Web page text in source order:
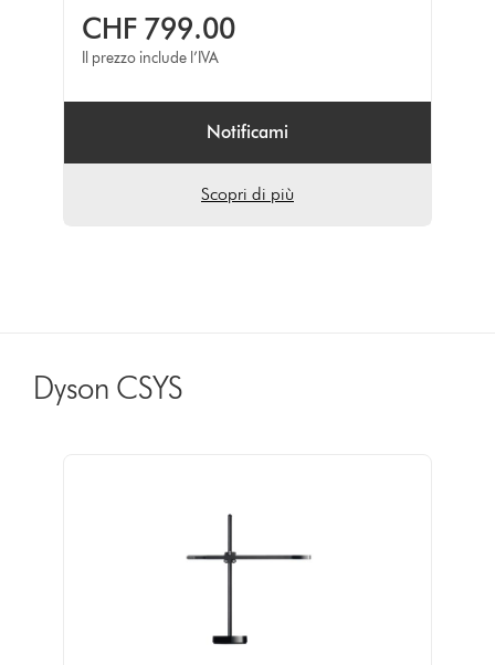
CHF 799.00
Il prezzo include l’IVA
Notificami
Scopri di più
Dyson CSYS